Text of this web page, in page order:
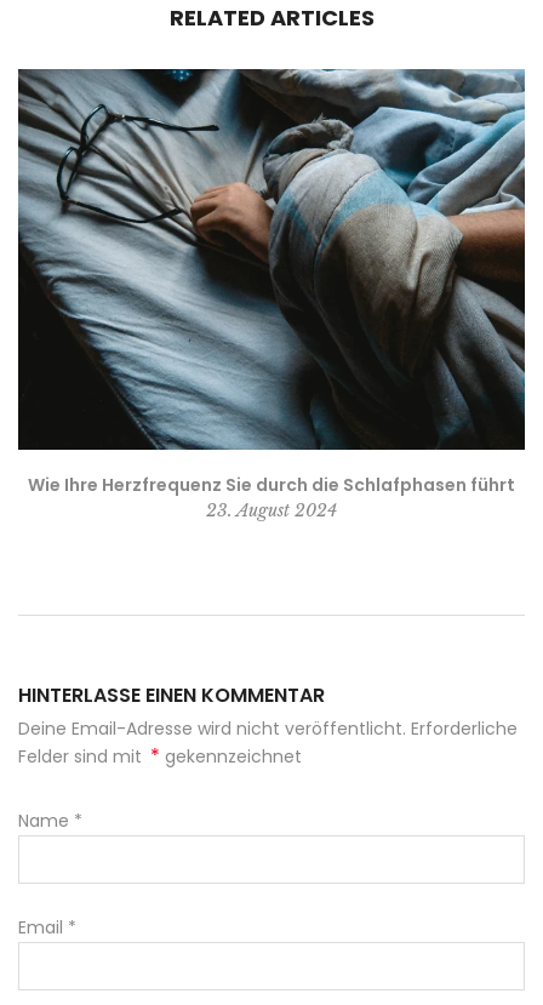
RELATED ARTICLES
Wie Ihre Herzfrequenz Sie durch die Schlafphasen führt
23. August 2024
HINTERLASSE EINEN KOMMENTAR
Deine Email-Adresse wird nicht veröffentlicht. Erforderliche
Felder sind mit * gekennzeichnet
Name *
Email *